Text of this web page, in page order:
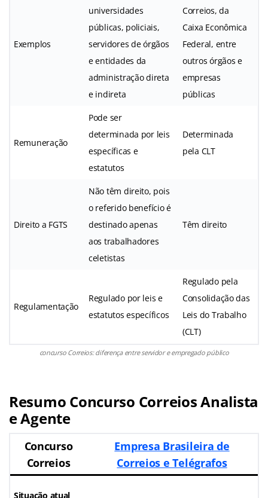
Exemplos
universidades
públicas, policiais,
servidores de órgãos
e entidades da
administração direta
e indireta
Correios, da
Caixa Econômica
Federal, entre
outros órgãos e
empresas
públicas
Remuneração
Pode ser
determinada por leis
específicas e
estatutos
Determinada
pela CLT
Direito a FGTS
Não têm direito, pois
o referido benefício é
destinado apenas
aos trabalhadores
celetistas
Têm direito
Regulamentação
Regulado por leis e
estatutos específicos
Regulado pela
Consolidação das
Leis do Trabalho
(CLT)
concurso Correios: diferença entre servidor e empregado público
Resumo Concurso Correios Analista
e Agente
Concurso
Correios
Empresa Brasileira de
Correios e Telégrafos
Situação atual